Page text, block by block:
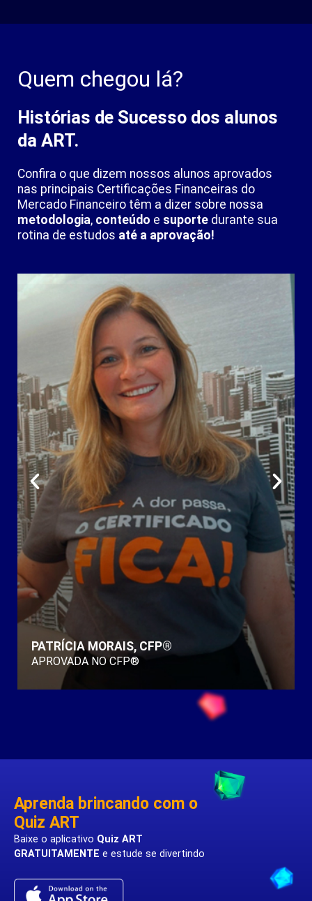
Quem chegou lá?
Histórias de Sucesso dos alunos
da ART.
Confira o que dizem nossos alunos aprovados
nas principais Certificações Financeiras do
Mercado Financeiro têm a dizer sobre nossa
metodologia, conteúdo e suporte durante sua
rotina de estudos até a aprovação!
PATRÍCIA MORAIS, CFP®
APROVADA NO CFP®
Aprenda brincando com o
Quiz ART
Baixe o aplicativo Quiz ART
GRATUITAMENTE e estude se divertindo